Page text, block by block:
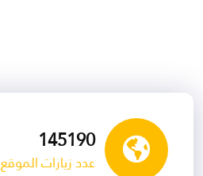
153804
عدد زيارات الموقع